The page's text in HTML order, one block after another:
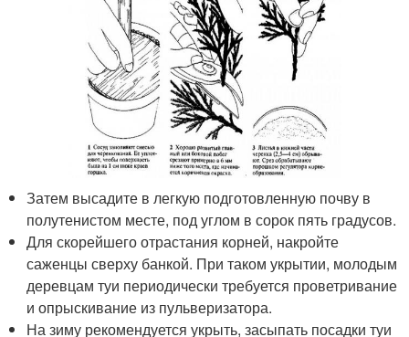
Затем высадите в легкую подготовленную почву в
полутенистом месте, под углом в сорок пять градусов.
Для скорейшего отрастания корней, накройте
саженцы сверху банкой. При таком укрытии, молодым
деревцам туи периодически требуется проветривание
и опрыскивание из пульверизатора.
На зиму рекомендуется укрыть, засыпать посадки туи